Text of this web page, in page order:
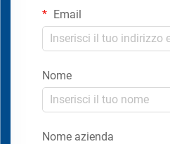
Email
Nome
Nome azienda